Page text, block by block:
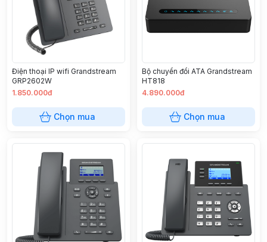
Điện thoại IP wifi Grandstream
GRP2602W
1.850.000đ
Chọn mua
Bộ chuyển đổi ATA Grandstream
HT818
4.890.000đ
Chọn mua